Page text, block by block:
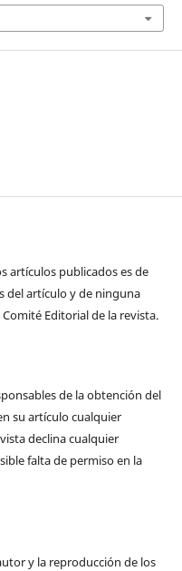
artículos publicados es de
del artículo y de ninguna
Editorial de la revista.
de la obtención del
su artículo cualquier
declina cualquier
falta de permiso en la
y la reproducción de los